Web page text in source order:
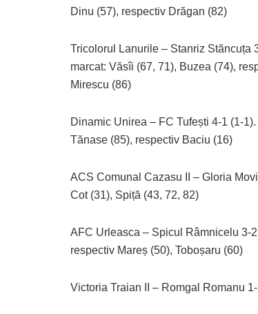
Dinu (57), respectiv Drăgan (82)
Tricolorul Lanurile – Stanriz Stăncuța
marcat: Văsîi (67, 71), Buzea (74),
Mirescu (86)
Dinamic Unirea – FC Tufești 4-1 (1-
Tănase (85), respectiv Baciu (16)
ACS Comunal Cazasu II – Gloria
Cot (31), Spiță (43, 72, 82)
AFC Urleasca – Spicul Râmnicelu 3-
respectiv Mareș (50), Toboșaru (60)
Victoria Traian II – Romgal Romanu